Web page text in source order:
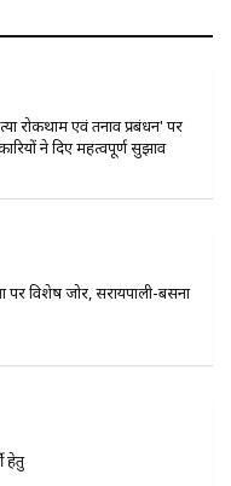
रोकथाम एवं तनाव प्रबंधन' पर
ने दिए महत्वपूर्ण सुझाव
पर विशेष जोर, सरायपाली-बसना
हेतु